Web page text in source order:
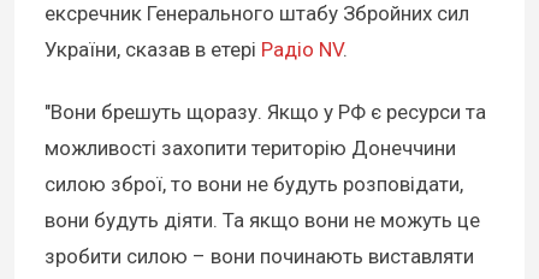
ексречник Генерального штабу Збройних сил
України, сказав в етері Радіо NV.
"Вони брешуть щоразу. Якщо у РФ є ресурси та
можливості захопити територію Донеччини
силою зброї, то вони не будуть розповідати,
вони будуть діяти. Та якщо вони не можуть це
зробити силою – вони починають виставляти